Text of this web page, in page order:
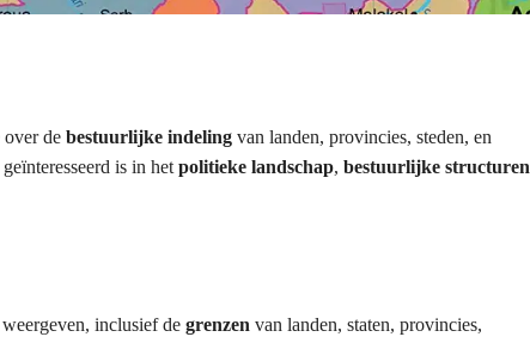
over de bestuurlijke indelingvan landen, provincies, steden, en
is in het politieke landschap, bestuurlijke structuren
inclusief de grenzen van landen, staten, provincies,